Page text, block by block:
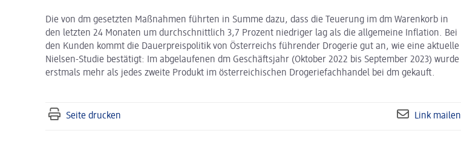
Die von dm gesetzten Maßnahmen führten in Summe dazu, dass die Teuerung im dm Warenkorb in
den letzten 24 Monaten um durchschnittlich 3,7 Prozent niedriger lag als die allgemeine Inflation. Bei
den Kunden kommt die Dauerpreispolitik von Österreichs führender Drogerie gut an, wie eine aktuelle
Nielsen-Studie bestätigt: Im abgelaufenen dm Geschäftsjahr (Oktober 2022 bis September 2023) wurde
erstmals mehr als jedes zweite Produkt im österreichischen Drogeriefachhandel bei dm gekauft.
Seite drucken Link mailen